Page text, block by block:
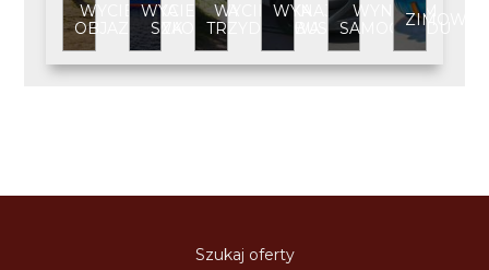
WYCIECZKA
OBJAZDOWA
WYCIECZKA
SZKOLNA
WYCIECZKA
TRZYDNIOWA
WYNAJEM
BUSA
WYNAJEM
SAMOCHODU
Szukaj oferty